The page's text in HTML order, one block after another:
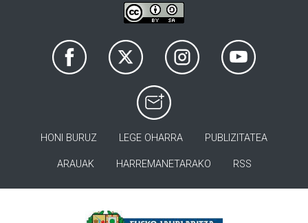
HONI BURUZ LEGE OHARRA PUBLIZITATEA
ARAUAK HARREMANETARAKO RSS